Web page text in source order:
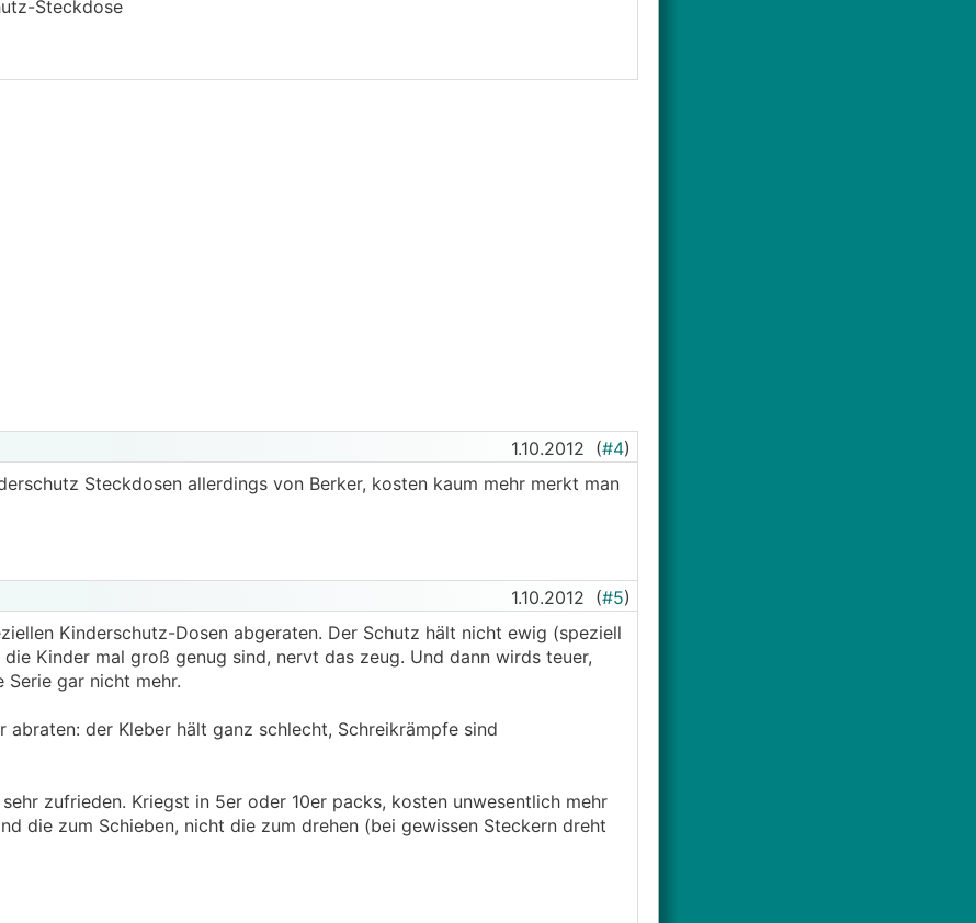
Steckdose
1.10.2012 (#4)
Steckdosen allerdings von Berker, kosten kaum mehr merkt man
1.10.2012 (#5)
Kinderschutz-Dosen abgeraten. Der Schutz hält nicht ewig (speziell
Kinder mal groß genug sind, nervt das zeug. Und dann wirds teuer,
gar nicht mehr.
abraten: der Kleber hält ganz schlecht, Schreikrämpfe sind
zufrieden. Kriegst in 5er oder 10er packs, kosten unwesentlich mehr
die zum Schieben, nicht die zum drehen (bei gewissen Steckern dreht